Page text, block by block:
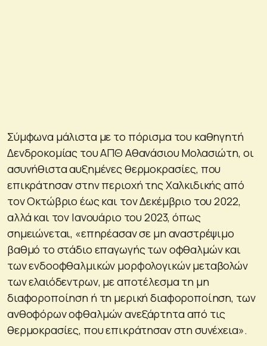
Σύμφωνα μάλιστα με το πόρισμα του καθηγητή
Δενδροκομίας του ΑΠΘ Αθανάσιου Μολασιώτη, οι
ασυνήθιστα αυξημένες θερμοκρασίες, που
επικράτησαν στην περιοχή της Χαλκιδικής από
τον Οκτώβριο έως και τον Δεκέμβριο του 2022,
αλλά και τον Ιανουάριο του 2023, όπως
σημειώνεται, «επηρέασαν σε μη αναστρέψιμο
βαθμό το στάδιο επαγωγής των οφθαλμών και
των ενδοοφθαλμικών μορφολογικών μεταβολών
των ελαιόδεντρων, με αποτέλεσμα τη μη
διαφοροποίηση ή τη μερική διαφοροποίηση, των
ανθοφόρων οφθαλμών ανεξάρτητα από τις
θερμοκρασίες, που επικράτησαν στη συνέχεια».